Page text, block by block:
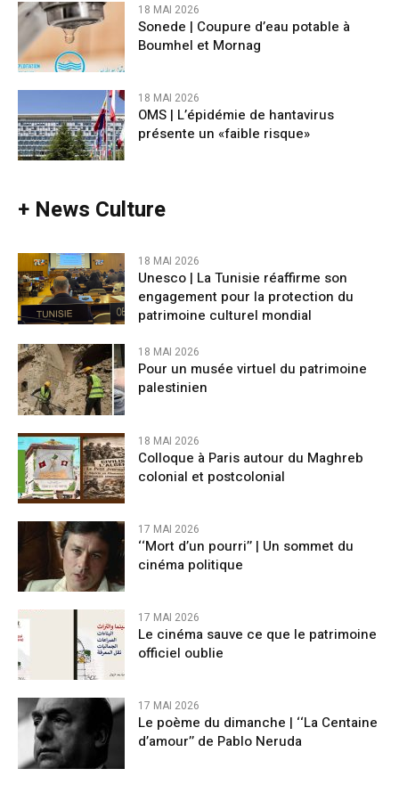
18 MAI 2026
Sonede | Coupure d’eau potable à
Boumhel et Mornag
18 MAI 2026
OMS | L’épidémie de hantavirus
présente un «faible risque»
+ News Culture
18 MAI 2026
Unesco | La Tunisie réaffirme son
engagement pour la protection du
patrimoine culturel mondial
18 MAI 2026
Pour un musée virtuel du patrimoine
palestinien
18 MAI 2026
Colloque à Paris autour du Maghreb
colonial et postcolonial
17 MAI 2026
‘‘Mort d’un pourri’’ | Un sommet du
cinéma politique
17 MAI 2026
Le cinéma sauve ce que le patrimoine
officiel oublie
17 MAI 2026
Le poème du dimanche | ‘‘La Centaine
d’amour’’ de Pablo Neruda